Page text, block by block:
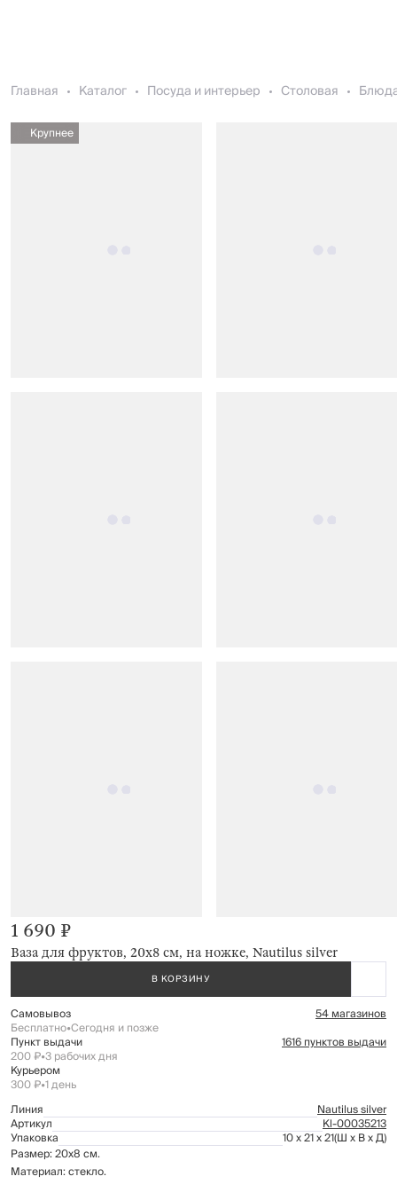
Главная Каталог Посуда и интерьер Столовая
Крупнее
Ваза для фруктов, 20х8 см, на ножке, Nautilus silver
1 690 ₽
В КОРЗИНУ
Самовывоз 54 магазинов
Бесплатно•Сегодня и позже
Пункт выдачи 1616 пунктов выдачи
200 ₽•3 рабочих дня
Курьером
300 ₽•1 день
Линия
Nautilus silver
Артикул Kl-00035213
Упаковка 10 x 21 x 21(Ш x В x Д)
Размер: 20х8 см.
Материал: стекло.